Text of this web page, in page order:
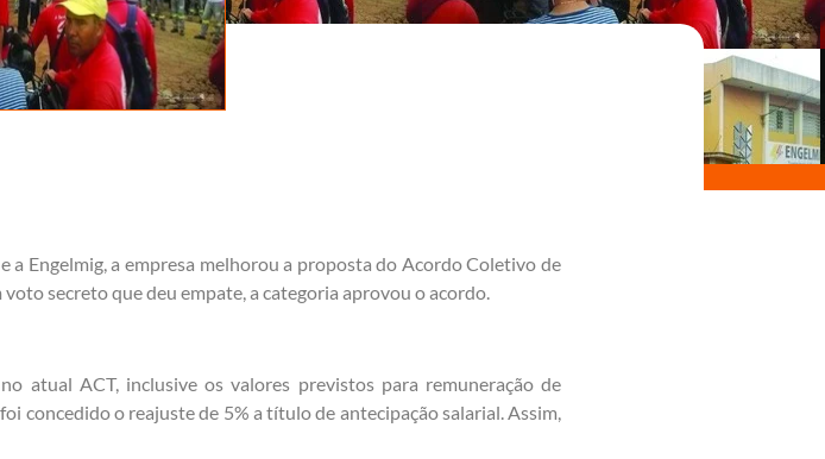
a Engelmig, a empresa melhorou a proposta do Acordo Coletivo de
secreto que deu empate, a categoria aprovou o acordo.
atual ACT, inclusive os valores previstos para remuneração de
concedido o reajuste de 5% a título de antecipação salarial. Assim,